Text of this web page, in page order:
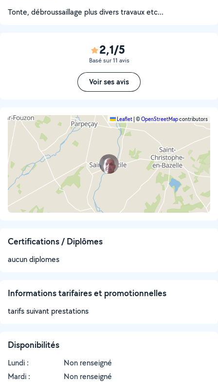
Tonte, débroussaillage plus divers travaux etc...
2,1/5
Basé sur 11 avis
Voir ses avis
Leaflet ©OpenStreetMapcontributors
Certifications / Diplômes
aucun diplomes
Informations tarifaires et promotionnelles
tarifs suivant prestations
Disponibilités
Lundi :
Non renseigné
Mardi :
Non renseigné